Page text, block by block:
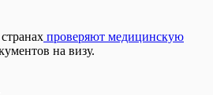
проверяют медицинскую
на визу.